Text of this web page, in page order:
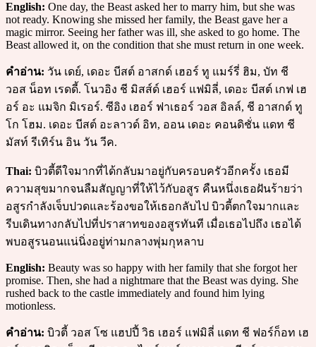
English: One day, the Beast asked her to marry him, but she was
not ready. Knowing she missed her family, the Beast gave her a
magic mirror. Seeing her father was ill, she asked to go home. The
Beast allowed it, on the condition that she must return in one week.
คำอ่าน: วัน เดย์, เดอะ บีสต์ อาสกด์ เฮอร์ ทู แมร์รี่ ฮิม, บัท ชี
วอส น็อท เรดดี้. โนวอิง ชี มิสส์ด์ เฮอร์ แฟมิลี่, เดอะ บีสต์ เกฟ เฮ
อร์ อะ แมจิก มิเรอร์. ซีอิง เฮอร์ ฟาเธอร์ วอส อิลล์, ชี อาสกด์ ทู
โก โฮม. เดอะ บีสต์ อะลาวด์ อิท, ออน เดอะ คอนดิชั่น แดท ชี
มัสท์ รีเทิร์น อิน วัน วีค.
Thai: บิวตี้ดีใจมากที่ได้กลับมาอยู่กับครอบครัวอีกครั้ง เธอมี
ความสุขมากจนลืมสัญญาที่ให้ไว้กับอสูร คืนหนึ่งเธอฝันร้ายว่า
อสูรกำลังเจ็บปวดและร้องขอให้เธอกลับไป บิวตี้ตกใจมากและ
รีบเดินทางกลับไปที่ปราสาทของอสูรทันที เมื่อเธอไปถึง เธอได้
พบอสูรนอนแน่นิ่งอยู่ท่ามกลางพุ่มกุหลาบ
English: Beauty was so happy with her family that she forgot her
promise. Then, she had a nightmare that the Beast was dying. She
rushed back to the castle immediately and found him lying
motionless.
คำอ่าน: บิวตี้ วอส โซ แฮปปี้ วิธ เฮอร์ แฟมิลี่ แดท ชี ฟอร์ก็อท เฮ